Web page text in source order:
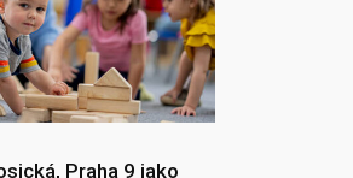
Praha 9 jako